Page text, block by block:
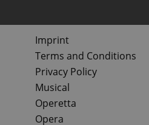
Imprint
Terms and Conditions
Privacy Policy
Musical
Operetta
Opera